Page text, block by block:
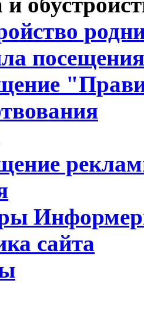
сайта